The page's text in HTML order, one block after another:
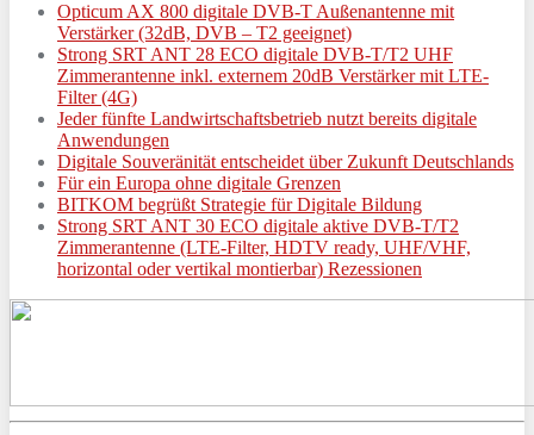
Opticum AX 800 digitale DVB-T Außenantenne mit
Verstärker (32dB, DVB – T2 geeignet)
Strong SRT ANT 28 ECO digitale DVB-T/T2 UHF
Zimmerantenne inkl. externem 20dB Verstärker mit LTE-
Filter (4G)
Jeder fünfte Landwirtschaftsbetrieb nutzt bereits digitale
Anwendungen
Digitale Souveränität entscheidet über Zukunft Deutschlands
Für ein Europa ohne digitale Grenzen
BITKOM begrüßt Strategie für Digitale Bildung
Strong SRT ANT 30 ECO digitale aktive DVB-T/T2
Zimmerantenne (LTE-Filter, HDTV ready, UHF/VHF,
horizontal oder vertikal montierbar) Rezessionen